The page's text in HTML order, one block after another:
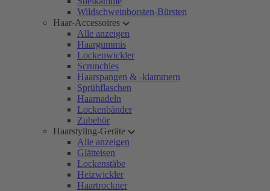
Wildschweinborsten-Bürsten
Haar-Accessoires
Alle anzeigen
Haargummis
Lockenwickler
Scrunchies
Haarspangen & -klammern
Sprühflaschen
Haarnadeln
Lockenbänder
Zubehör
Haarstyling-Geräte
Alle anzeigen
Glätteisen
Lockenstäbe
Heizwickler
Haartrockner